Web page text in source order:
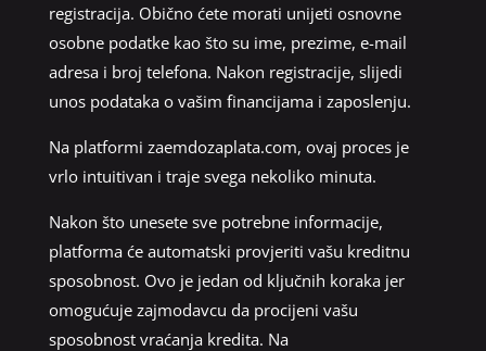
registracija. Obično ćete morati unijeti osnovne
osobne podatke kao što su ime, prezime, e-mail
adresa i broj telefona. Nakon registracije, slijedi
unos podataka o vašim financijama i zaposlenju.
Na platformi zaemdozaplata.com, ovaj proces je
vrlo intuitivan i traje svega nekoliko minuta.
Nakon što unesete sve potrebne informacije,
platforma će automatski provjeriti vašu kreditnu
sposobnost. Ovo je jedan od ključnih koraka jer
omogućuje zajmodavcu da procijeni vašu
sposobnost vraćanja kredita. Na